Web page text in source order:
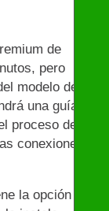
de
pero
modelo de
una guía de
proceso de
conexiones
la opción de